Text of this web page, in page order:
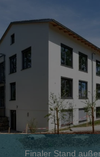
Finaler Stand außen